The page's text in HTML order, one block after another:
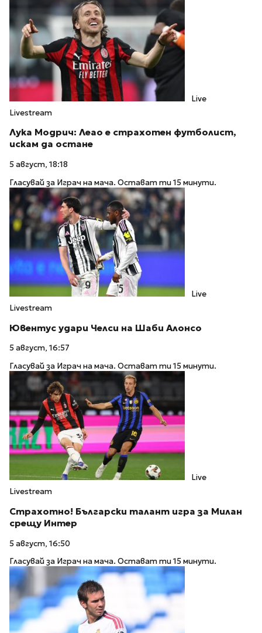
Live
Livestream
Лука Модрич: Леао е страхотен футболист,
искам да остане
5 август, 18:18
Гласувай за Играч на мача. Остават ти 15 минути.
Live
Livestream
Ювентус удари Челси на Шаби Алонсо
5 август, 16:57
Гласувай за Играч на мача. Остават ти 15 минути.
Live
Livestream
Страхотно! Български талант игра за Милан
срещу Интер
5 август, 16:50
Гласувай за Играч на мача. Остават ти 15 минути.